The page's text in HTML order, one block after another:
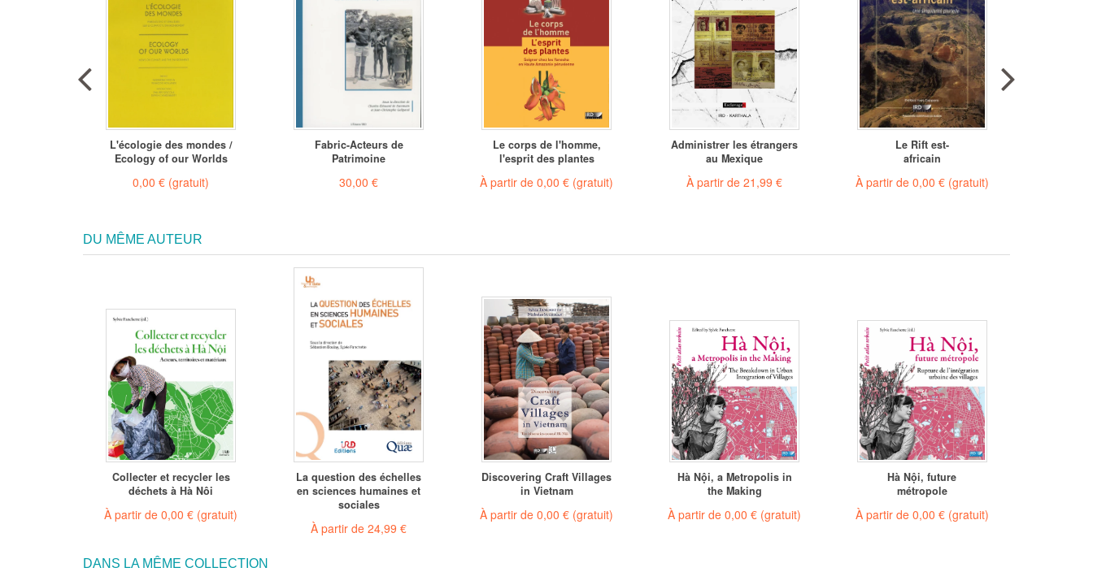
L'écologie des mondes /
Ecology of our Worlds
0,00 € (gratuit)
Fabric-Acteurs de
Patrimoine
30,00 €
Le corps de l'homme,
l'esprit des plantes
À partir de 0,00 € (gratuit)
Administrer les étrangers
au Mexique
À partir de 21,99 €
Le Rift est-
africain
À partir de 0,00 € (gratuit)
DU MÊME AUTEUR
Collecter et recycler les
déchets à Hà Nôi
À partir de 0,00 € (gratuit)
La question des échelles
en sciences humaines et
sociales
À partir de 24,99 €
Discovering Craft Villages
in Vietnam
À partir de 0,00 € (gratuit)
Hà Nội, a Metropolis in
the Making
À partir de 0,00 € (gratuit)
Hà Nội, future
métropole
À partir de 0,00 € (gratuit)
DANS LA MÊME COLLECTION